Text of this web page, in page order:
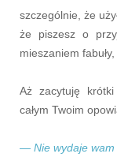
szczególnie, że
że piszesz o
mieszaniem
Aż zacytuję
całym Twoim
— Nie wydaje wam